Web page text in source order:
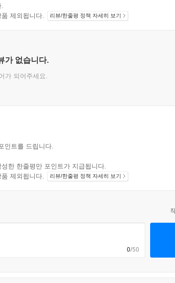
.
제외됩니다.
리뷰/한줄평 정책 자세히 보기
가 없습니다.
가 되어주세요.
인트를 드립니다.
한 한줄평만 포인트가 지급됩니다.
제외됩니다.
리뷰/한줄평 정책 자세히 보기
0/50